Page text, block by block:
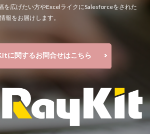
を広げたい方やExcelライクにSalesforceをされた
報をお届けします。
に関するお問合せはこちら